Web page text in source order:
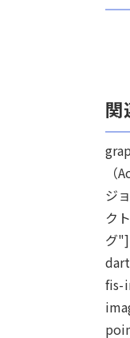
関
ジ
ク
グ
fis-